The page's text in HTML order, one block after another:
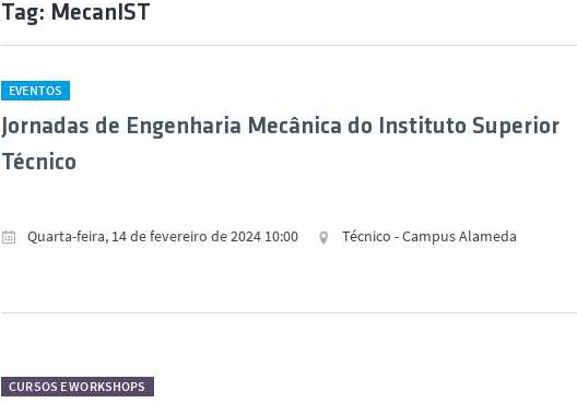
Tag: MecanIST
EVENTOS
Jornadas de Engenharia Mecânica do Instituto Superior
Técnico
Quarta-feira, 14 de fevereiro de 2024 10:00 Técnico - Campus Alameda
CURSOS E WORKSHOPS